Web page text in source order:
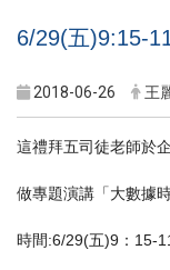
6/29(五)9:15-
2018-06-26 王
這禮拜五司徒老師於
做專題演講「大數據
時間:6/29(五)9：15-